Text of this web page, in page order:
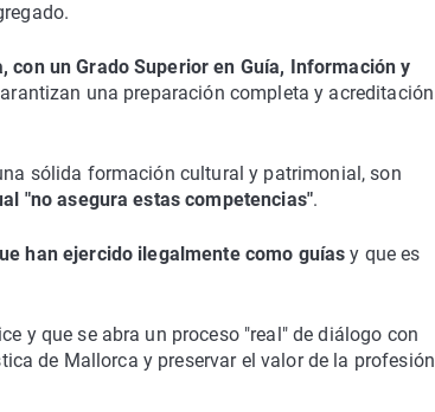
con un Grado Superior en Guía, Información y
una preparación completa y acreditación
sólida formación cultural y patrimonial, son
"no asegura estas competencias".
han ejercido ilegalmente como guías y que es
y que se abra un proceso "real" de diálogo con
de Mallorca y preservar el valor de la profesión